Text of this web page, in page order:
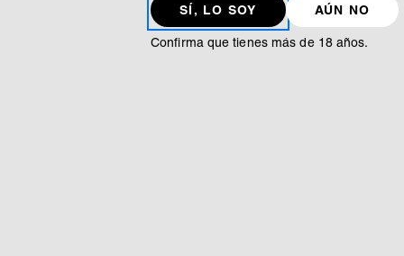
SÍ, LO SOY AÚN NO
Confirma que tienes más de 18 años.
décimo aniversario
Diez años creando experiencias únicas